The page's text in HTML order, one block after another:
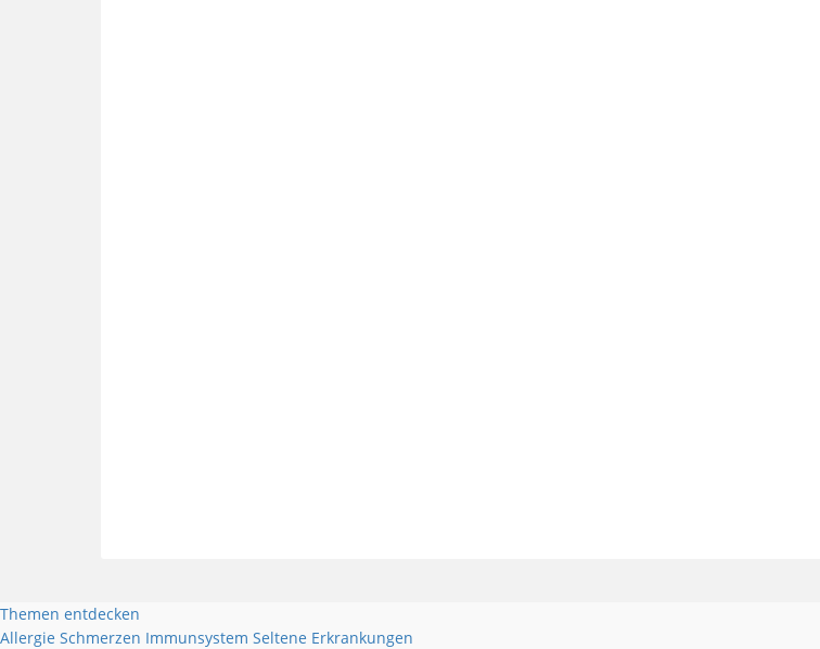
Themen entdecken
Allergie Schmerzen Immunsystem Seltene Erkrankungen